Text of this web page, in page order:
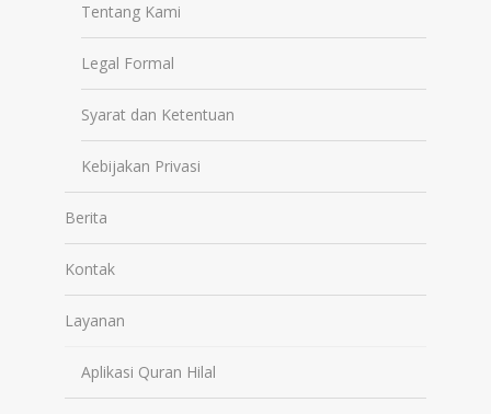
Tentang Kami
Legal Formal
Syarat dan Ketentuan
Kebijakan Privasi
Berita
Kontak
Layanan
Aplikasi Quran Hilal